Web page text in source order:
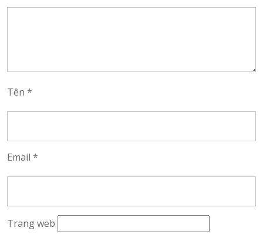
Tên *
Email *
Trang web